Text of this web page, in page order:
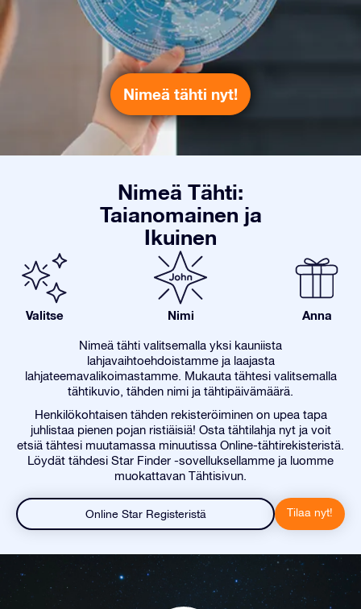
Nimeä tähti nyt!
Nimeä Tähti:
Taianomainen ja
Ikuinen
Valitse Nimi Anna
Nimeä tähti valitsemalla yksi kauniista
lahjavaihtoehdoistamme ja laajasta
lahjateemavalikoimastamme. Mukauta tähtesi valitsemalla
tähtikuvio, tähden nimi ja tähtipäivämäärä.
Henkilökohtaisen tähden rekisteröiminen on upea tapa
juhlistaa pienen pojan ristiäisiä! Osta tähtilahja nyt ja voit
etsiä tähtesi muutamassa minuutissa Online-tähtirekisteristä.
Löydät tähdesi Star Finder -sovelluksellamme ja luomme
muokattavan Tähtisivun.
Online Star Registeristä Tilaa nyt!